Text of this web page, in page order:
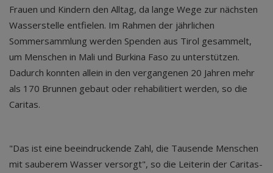
Frauen und Kindern den Alltag, da lange Wege zur nächsten
Wasserstelle entfielen. Im Rahmen der jährlichen
Sommersammlung werden Spenden aus Tirol gesammelt,
um Menschen in Mali und Burkina Faso zu unterstützen.
Dadurch konnten allein in den vergangenen 20 Jahren mehr
als 170 Brunnen gebaut oder rehabilitiert werden, so die
Caritas.
"Das ist eine beeindruckende Zahl, die Tausende Menschen
mit sauberem Wasser versorgt", so die Leiterin der Caritas-